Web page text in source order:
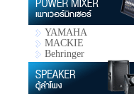
YAMAHA
MACKIE
Behringer